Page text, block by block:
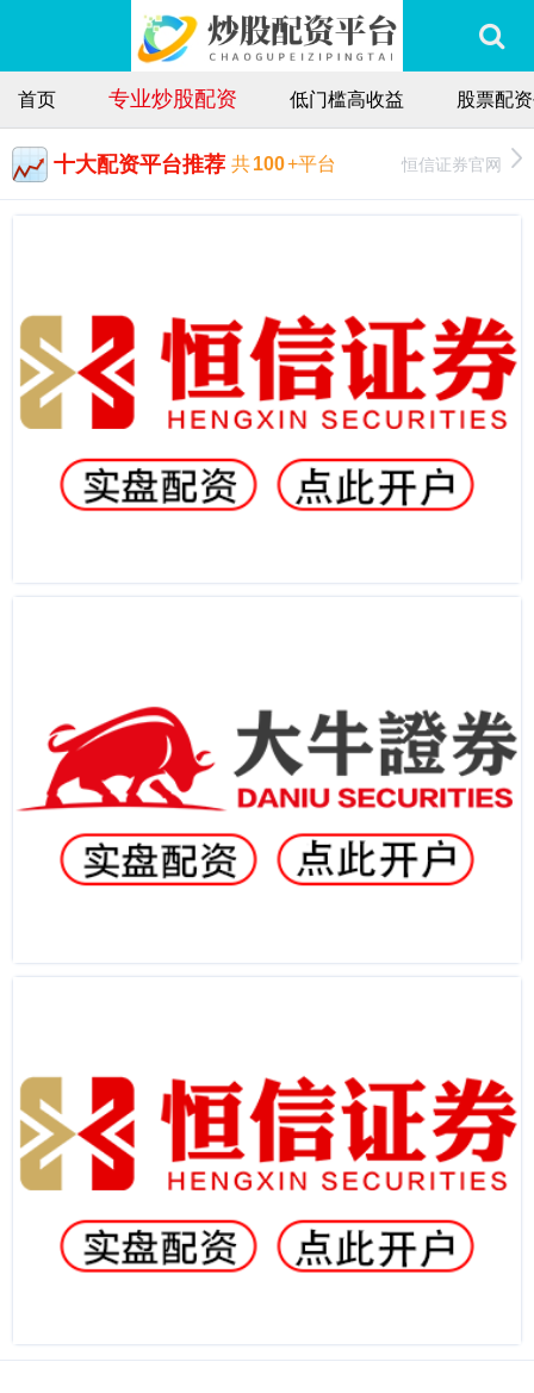
首页 专业炒股配资 低门槛高收益 股票配
十大配资平台推荐 共100+平台 恒信证券官网